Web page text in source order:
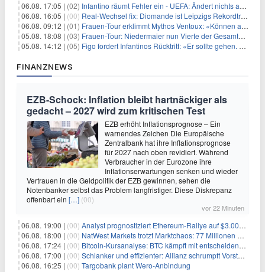
06.08. 17:05 | (02) Infantino räumt Fehler ein - UEFA: Ändert nichts an Boykott
06.08. 16:05 | (00) Real-Wechsel fix: Diomande ist Leipzigs Rekordtransfer
06.08. 09:12 | (01) Frauen-Tour erklimmt Mythos Ventoux: «Können alles schaffen»
05.08. 18:08 | (03) Frauen-Tour: Niedermaier nun Vierte der Gesamtwertung
05.08. 14:12 | (05) Figo fordert Infantinos Rücktritt: «Er sollte gehen. Jetzt»
FINANZNEWS
EZB-Schock: Inflation bleibt hartnäckiger als
gedacht – 2027 wird zum kritischen Test
EZB erhöht Inflationsprognose – Ein
warnendes Zeichen Die Europäische
Zentralbank hat ihre Inflationsprognose
für 2027 nach oben revidiert. Während
Verbraucher in der Eurozone ihre
Inflationserwartungen senken und wieder
Vertrauen in die Geldpolitik der EZB gewinnen, sehen die
Notenbanker selbst das Problem langfristiger. Diese Diskrepanz
offenbart ein […] (00)
vor 22 Minuten
06.08. 19:00 | (00) Analyst prognostiziert Ethereum-Rallye auf $3.000 nach entscheidendem On-Chain-Ausbruch
06.08. 18:00 | (00) NatWest Markets trotzt Marktchaos: 77 Millionen Pfund Gewinn im ersten Halbjahr
06.08. 17:24 | (00) Bitcoin-Kursanalyse: BTC kämpft mit entscheidender $65K-Hürde, während sich ein Liquidationscluster aufbaut
06.08. 17:00 | (00) Schlanker und effizienter: Allianz schrumpft Vorstand auf 8 Köpfe – das steckt dahinter
06.08. 16:25 | (00) Targobank plant Wero-Anbindung